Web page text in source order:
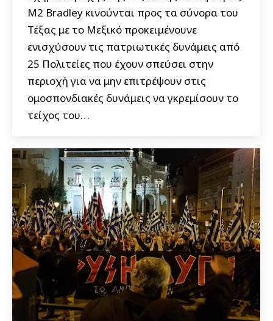
M2 Bradley κινούνται προς τα σύνορα του
Τέξας με το Μεξικό προκειμένουνε
ενισχύσουν τις πατριωτικές δυνάμεις από
25 Πολιτείες που έχουν σπεύσει στην
περιοχή για να μην επιτρέψουν στις
ομοσπονδιακές δυνάμεις να γκρεμίσουν το
τείχος του…